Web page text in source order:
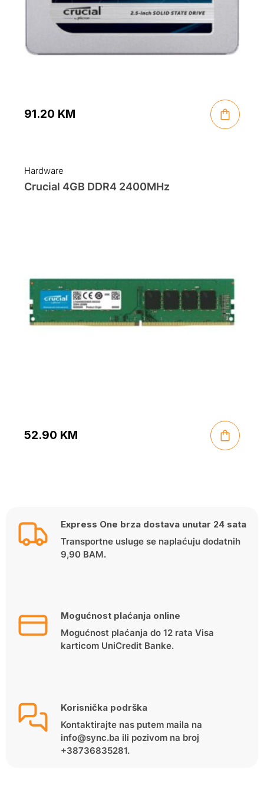
91.20 KM
Hardware
Crucial 4GB DDR4 2400MHz
52.90 KM
Express One brza dostava unutar 24 sata
Transportne usluge se naplaćuju dodatnih
9,90 BAM.
Mogućnost plaćanja online
Mogućnost plaćanja do 12 rata Visa
karticom UniCredit Banke.
Korisnička podrška
Kontaktirajte nas putem maila na
info@sync.ba ili pozivom na broj
+38736835281.